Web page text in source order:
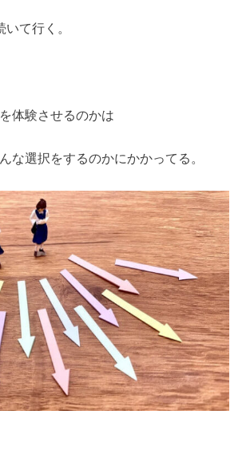
て行く。
体験させるのかは
な選択をするのかにかかってる。